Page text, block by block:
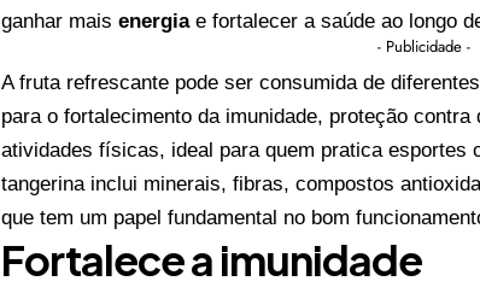
ganhar mais energia e fortalecer a saúde ao longo
- Publicidade -
A fruta refrescante pode ser consumida de
para o fortalecimento da imunidade, proteção
atividades físicas, ideal para quem pratica esportes
tangerina inclui minerais, fibras, compostos
que tem um papel fundamental no bom
Fortalece a imunidade